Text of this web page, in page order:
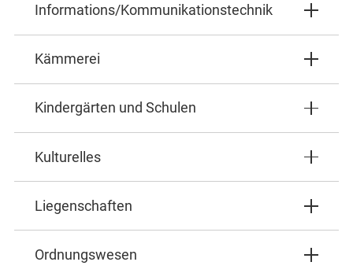
Informations/Kommunikationstechnik
Kämmerei
Kindergärten und Schulen
Kulturelles
Liegenschaften
Ordnungswesen